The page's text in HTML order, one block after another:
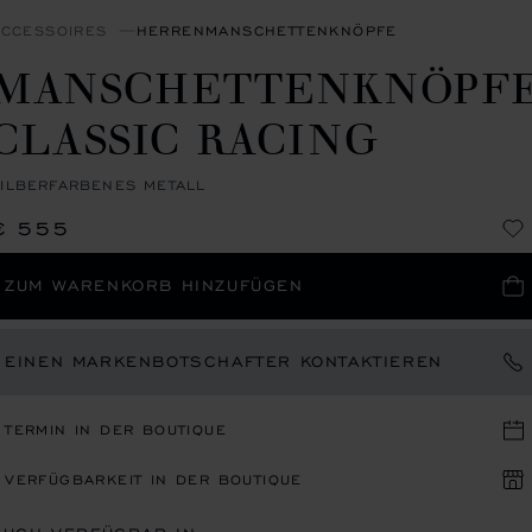
HERRENMANSCHETTENKNÖPFE
RACING
METALL
555
ZUM WARENKORB HINZUFÜGEN
EINEN MARKENBOTSCHAFTER KONTAKTIEREN
TERMIN IN DER BOUTIQUE
VERFÜGBARKEIT IN DER BOUTIQUE